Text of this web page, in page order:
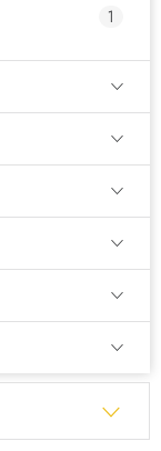
1